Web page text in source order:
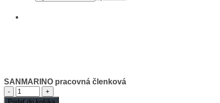
SANMARINO pracovná členková
množstvo
SANMARINO